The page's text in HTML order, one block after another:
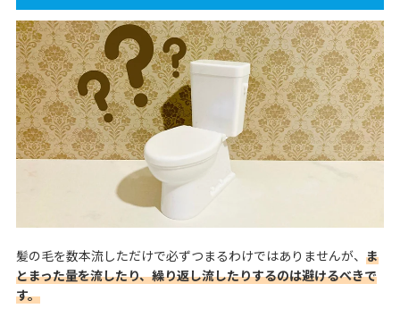
髪の毛を数本流しただけで必ずつまるわけではありませんが、 ま
とまった量を流したり、繰り返し流したりするのは避けるべきで
す。